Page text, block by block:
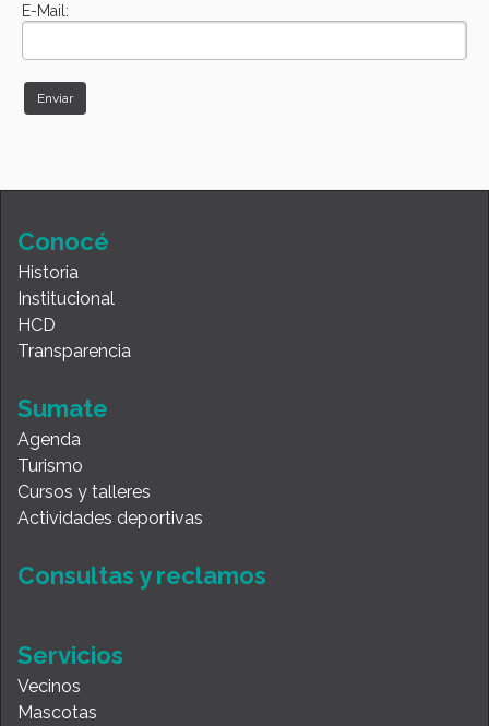
E-Mail:
Conocé
Historia
Institucional
HCD
Transparencia
Sumate
Agenda
Turismo
Cursos y talleres
Actividades deportivas
Consultas y reclamos
Servicios
Vecinos
Mascotas